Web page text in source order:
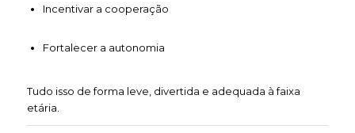
Incentivar a cooperação
Fortalecer a autonomia
Tudo isso de forma leve, divertida e adequada à faixa
etária.